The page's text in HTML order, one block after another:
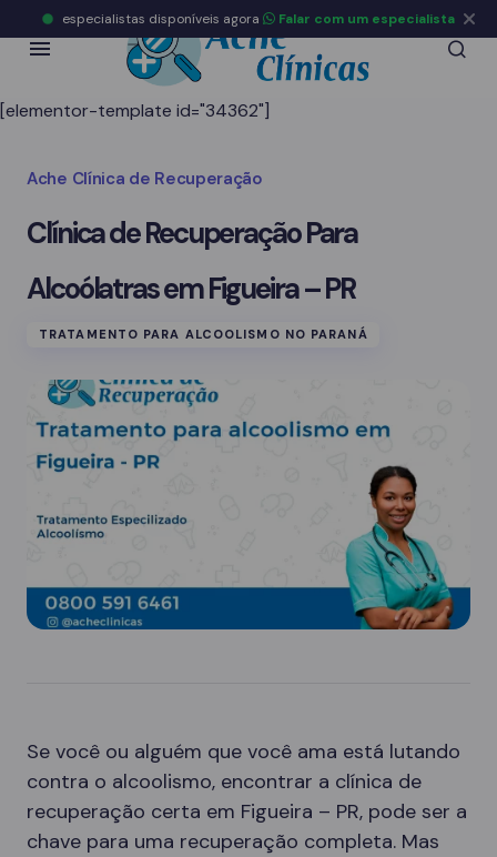
[elementor-template id="34362"]
Ache Clínica de Recuperação
Clínica de Recuperação Para
Alcoólatras em Figueira – PR
TRATAMENTO PARA ALCOOLISMO NO PARANÁ
Se você ou alguém que você ama está lutando
contra o alcoolismo, encontrar a clínica de
recuperação certa em Figueira – PR, pode ser a
chave para uma recuperação completa. Mas
especialistas disponíveis agora Falar com um especialista